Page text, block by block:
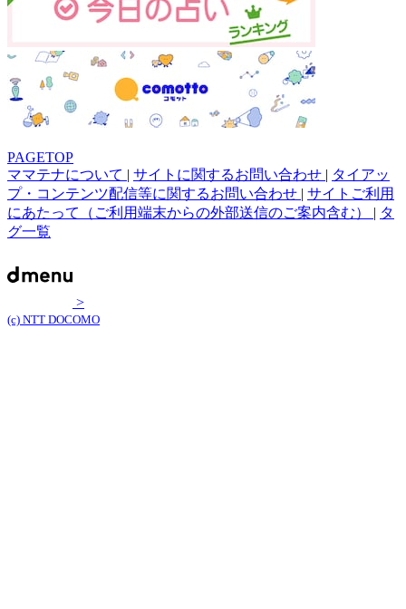
PAGETOP
ママテナについて | サイトに関するお問い合わせ | タイアッ
プ・コンテンツ配信等に関するお問い合わせ | サイトご利用
にあたって（ご利用端末からの外部送信のご案内含む） | タ
グ一覧
>
(c) NTT DOCOMO